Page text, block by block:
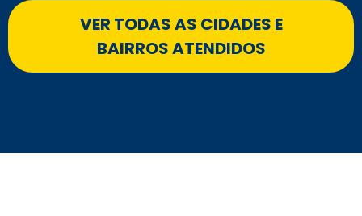
VER TODAS AS CIDADES E
BAIRROS ATENDIDOS